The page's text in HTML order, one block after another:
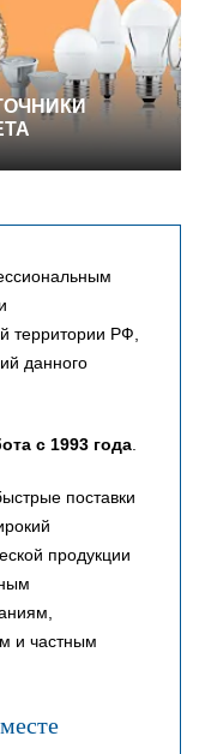
территории РФ,
данного
с 1993 года.
поставки
продукции
и частным